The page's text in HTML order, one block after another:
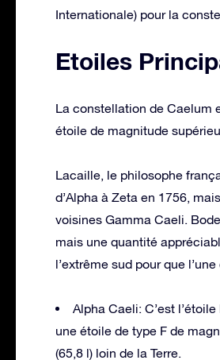
Internationale) pour la
Etoiles
La constellation de Caelum
étoile de magnitude
Lacaille, le philosophe
d’Alpha à Zeta en 1756,
voisines Gamma Caeli.
mais une quantité
l’extrême sud pour que
Alpha Caeli: C’est
une étoile de type F de
(65,8 l) loin de la Terre.